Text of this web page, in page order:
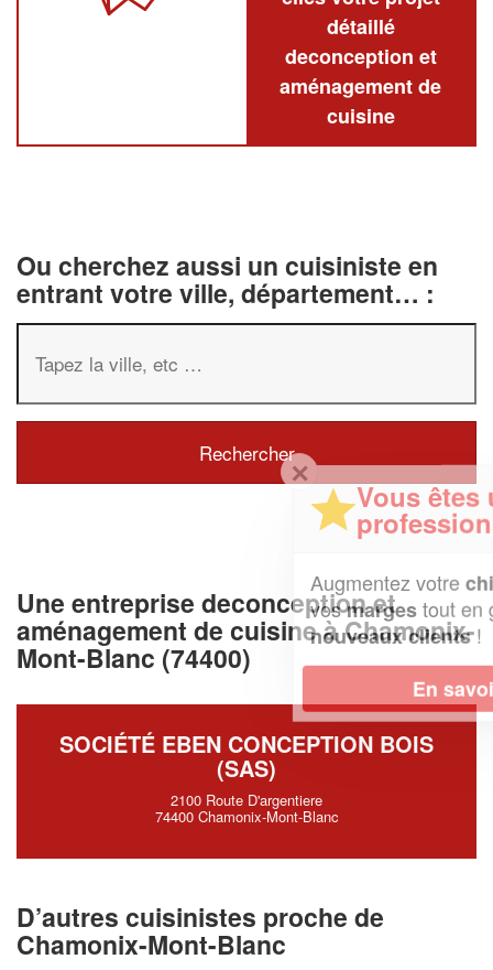
détaillé
deconception et
aménagement de
cuisine
Ou cherchez aussi un cuisiniste en
entrant votre ville, département… :
Une entreprise deconception et
aménagement de cuisine à Chamonix-
Mont-Blanc (74400)
SOCIÉTÉ EBEN CONCEPTION BOIS
(SAS)
2100 Route D'argentiere
74400 Chamonix-Mont-Blanc
D’autres cuisinistes proche de
Chamonix-Mont-Blanc
Vous êtes un
professionnel ?
chiffre d'affaireset
vosmargestout en gagnant de
nouveaux clients!